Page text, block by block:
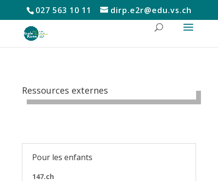
027 563 10 11 dirp.e2r@edu.vs.ch
Ressources externes
Pour les enfants
147.ch